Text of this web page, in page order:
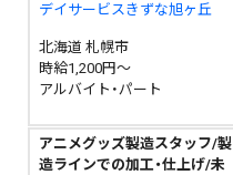
デイサービスきずな旭ヶ丘
北海道 札幌市
時給1,200円～
アルバイト・パート
アニメグッズ製造スタッフ/製
造ラインでの加工・仕上げ/未